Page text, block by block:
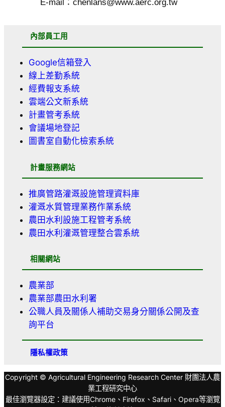
E-mail ：chenlans@www.aerc.org.tw
內部員工用
Google信箱登入
線上差勤系統
經費報支系統
雲端公文新系統
計畫管考系統
會議場地登記
圖書室自動化檢索系統
計畫服務網站
推廣管路灌溉設施管理資料庫
灌溉水質管理業務作業系統
農田水利設施工程管考系統
農田水利灌溉管理整合雲系統
相關網站
農業部
農業部農田水利署
公職人員及關係人補助交易身分關係公開及查
詢平台
隱私權政策
Copyright © Agricultural Engineering Research Center 財團法人農
業工程研究中心
最佳瀏覽器設定：建議使用Chrome、Firefox、Safari、Opera等瀏覽